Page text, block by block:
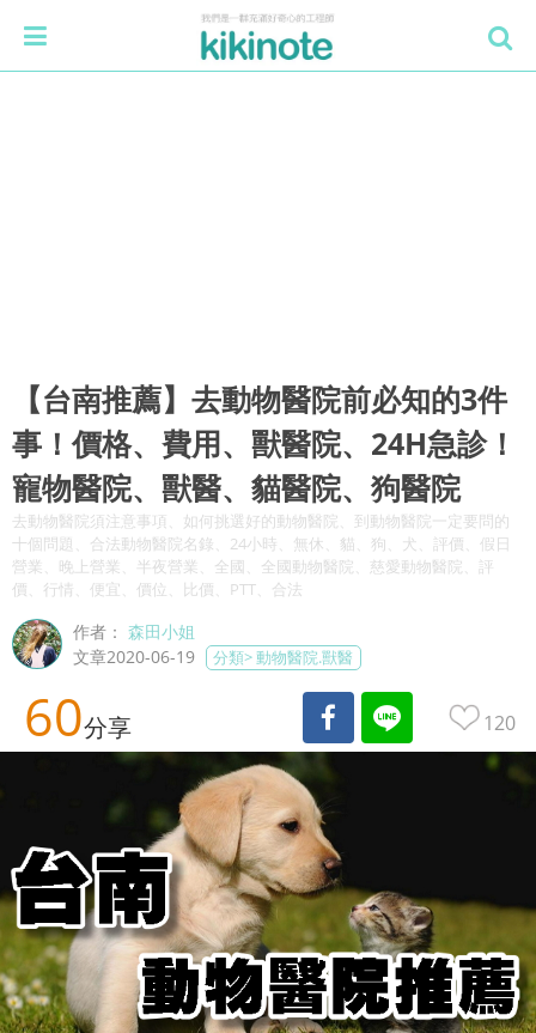
【台南推薦】去動物醫院前必知的3件
事！價格、費用、獸醫院、24H急診！
寵物醫院、獸醫、貓醫院、狗醫院
去動物醫院須注意事項、如何挑選好的動物醫院、到動物醫院一定要問的
十個問題、合法動物醫院名錄、24小時、無休、貓、狗、犬、評價、假日
營業、晚上營業、半夜營業、全國、全國動物醫院、慈愛動物醫院、評
價、行情、便宜、價位、比價、PTT、合法
作者：森田小姐
文章2020-06-19
分類>動物醫院.獸醫
60分享 120